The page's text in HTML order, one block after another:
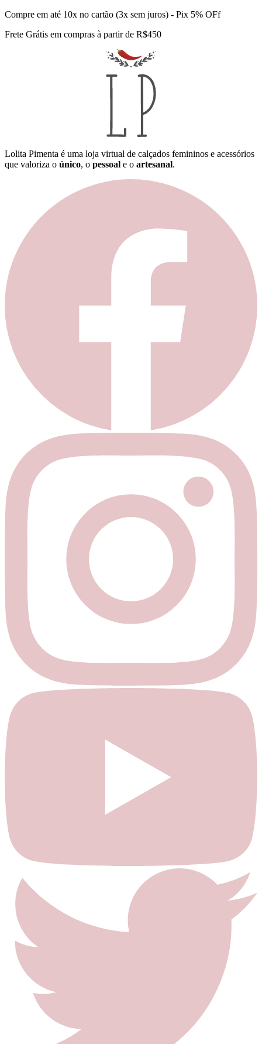
Compre em até 10x no cartão (3x sem juros) - Pix 5% OFf
Frete Grátis em compras à partir de R$450
Lolita Pimenta é uma loja virtual de calçados femininos e acessórios
que valoriza o único, o pessoal e o artesanal.